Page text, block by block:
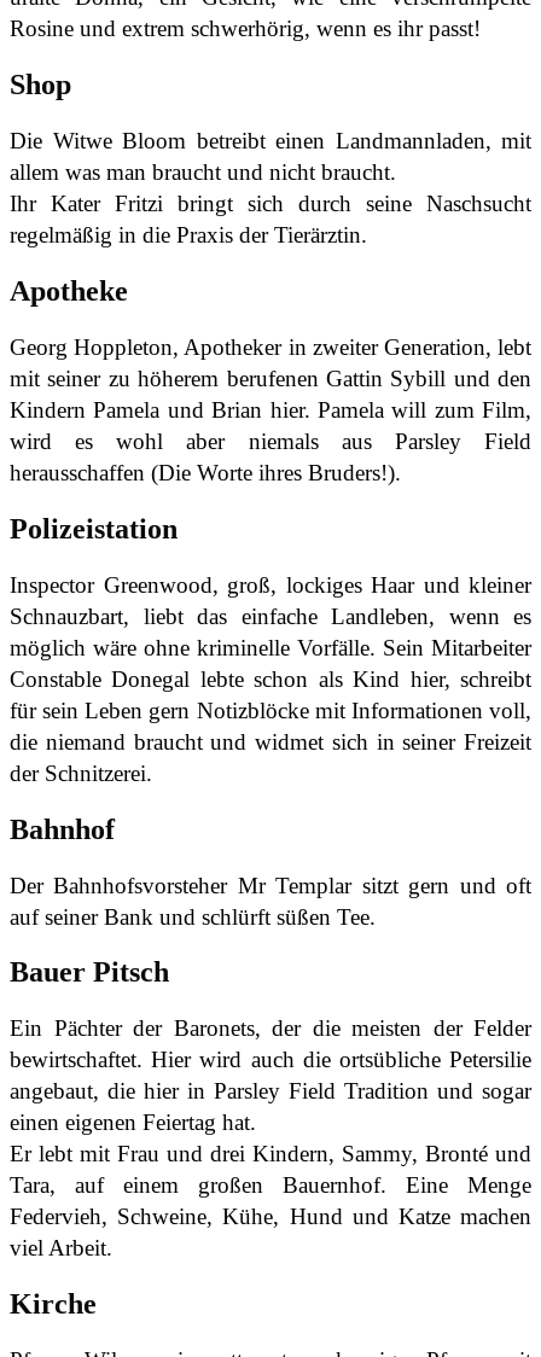
Rosine und extrem schwerhörig, wenn es ihr passt!
Shop
Die Witwe Bloom betreibt einen Landmannladen, mit
allem was man braucht und nicht braucht.
Ihr Kater Fritzi bringt sich durch seine Naschsucht
regelmäßig in die Praxis der Tierärztin.
Apotheke
Georg Hoppleton, Apotheker in zweiter Generation, lebt
mit seiner zu höherem berufenen Gattin Sybill und den
Kindern Pamela und Brian hier. Pamela will zum Film,
wird es wohl aber niemals aus Parsley Field
herausschaffen (Die Worte ihres Bruders!).
Polizeistation
Inspector Greenwood, groß, lockiges Haar und kleiner
Schnauzbart, liebt das einfache Landleben, wenn es
möglich wäre ohne kriminelle Vorfälle. Sein Mitarbeiter
Constable Donegal lebte schon als Kind hier, schreibt
für sein Leben gern Notizblöcke mit Informationen voll,
die niemand braucht und widmet sich in seiner Freizeit
der Schnitzerei.
Bahnhof
Der Bahnhofsvorsteher Mr Templar sitzt gern und oft
auf seiner Bank und schlürft süßen Tee.
Bauer Pitsch
Ein Pächter der Baronets, der die meisten der Felder
bewirtschaftet. Hier wird auch die ortsübliche Petersilie
angebaut, die hier in Parsley Field Tradition und sogar
einen eigenen Feiertag hat.
Er lebt mit Frau und drei Kindern, Sammy, Bronté und
Tara, auf einem großen Bauernhof. Eine Menge
Federvieh, Schweine, Kühe, Hund und Katze machen
viel Arbeit.
Kirche